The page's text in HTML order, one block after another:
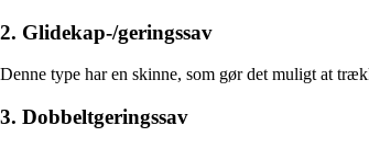
2. Glidekap-/geringssav
Denne type har en skinne, som gør det muligt at
3. Dobbeltgeringssav